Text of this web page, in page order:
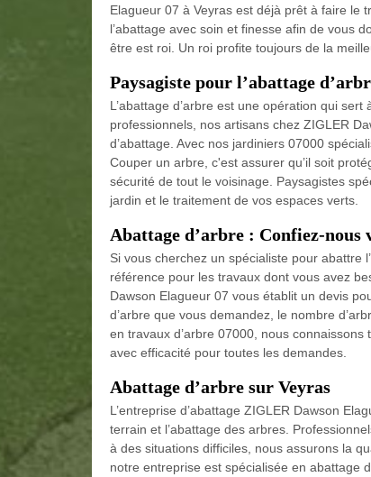
Elagueur 07 à Veyras est déjà prêt à faire le
l’abattage avec soin et finesse afin de vous
être est roi. Un roi profite toujours de la
Paysagiste pour l’abattage
L’abattage d’arbre est une opération qui
professionnels, nos artisans chez ZIGLER
d’abattage. Avec nos jardiniers 07000
Couper un arbre, c'est assurer qu’il soit
sécurité de tout le voisinage. Paysagistes
jardin et le traitement de vos espaces verts.
Abattage d’arbre : Confiez-nous
Si vous cherchez un spécialiste pour abattre
référence pour les travaux dont vous avez
Dawson Elagueur 07 vous établit un devis
d’arbre que vous demandez, le nombre
en travaux d’arbre 07000, nous
avec efficacité pour toutes les demandes.
Abattage d’arbre sur Veyras
L’entreprise d’abattage ZIGLER Dawson
terrain et l’abattage des arbres.
à des situations difficiles, nous assurons la
notre entreprise est spécialisée en abattage